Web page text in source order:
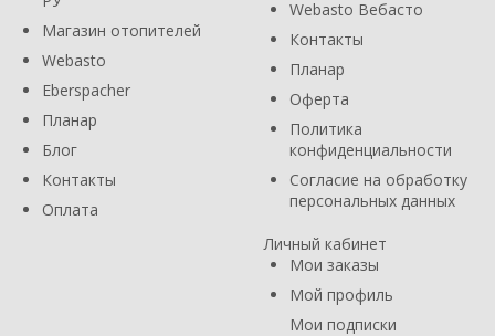
Магазин отопителей
Webasto
Eberspacher
Планар
Блог
Контакты
Оплата
Webasto Вебасто
Контакты
Планар
Оферта
Политика
конфиденциальности
Согласие на обработку
персональных данных
Личный кабинет
Мои заказы
Мой профиль
Мои подписки